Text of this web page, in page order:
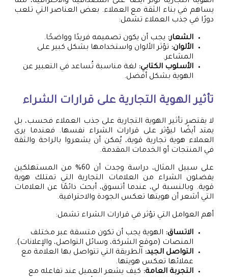
يساهم في بناء الثقة مع العملاء. بعض العناصر التي تلعب
دورًا في جذب العملاء تشمل:
الشعار: يجب أن يكون تصميمه فريدًا وواضحًا.
الألوان: تؤثر الألوان واستخدامها بشكل كبير على
المشاعر.
الأسلوب الكتابي: لغة مناسبة تُساعد في التعبير عن
الهوية بشكل أفضل.
تأثير الهوية التجارية على قرارات الشراء
لا يقتصر تأثير الهوية التجارية على جذب العملاء فحسب، بل
يمتد أيضًا ليؤثر على قرارات الشراء نفسها. فعندما يرى
العملاء هوية تجارية قوية، يُمكن أن يشعروا بالراحة والثقة
في المنتجات أو الخدمات المقدمة.
على سبيل المثال، دراسة وجدت أن 60% من المستهلكين
يفضلون الشراء من العلامات التجارية التي تمتلك هوية
قوية. وبالنسبة لي، عندما أتسوق، أبحث دائمًا عن العلامات
التي أشعر أن هويتها تعكس الجودة والاحترافية.
أهم العوامل التي تؤثر في قرارات الشراء تشمل:
الاتساق: الهوية يجب أن تكون متسقة عبر مختلف
المنصات (موقع الشركة، وسائل التواصل، والإعلانات).
التواصل الجيد: الطريقة التي تتواصل بها العلامة مع
عملائها تعكس هويتها.
التجربة العامة: كيف يشعر العميل عند تفاعله مع